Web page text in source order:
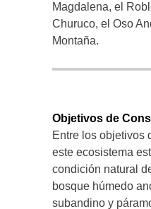
Magdalena, el
Churuco, el Oso
Montaña.
Objetivos de
Entre los objetivos
este ecosistema
condición natural
bosque húmedo
subandino y